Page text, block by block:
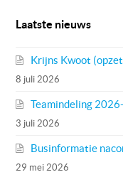
Laatste nieuws
Krijns Kwoot
8 juli 2026
Teamindeling
3 juli 2026
Businformatie
29 mei 2026